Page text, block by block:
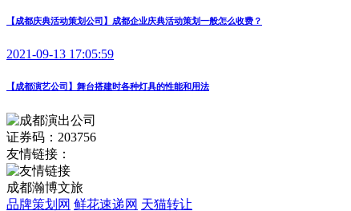
【成都庆典活动策划公司】成都企业庆典活动策划一般怎么收费？
2021-09-13 17:05:59
【成都演艺公司】舞台搭建时各种灯具的性能和用法
证券码：203756
友情链接：
成都瀚博文旅
品牌策划网 鲜花速递网 天猫转让